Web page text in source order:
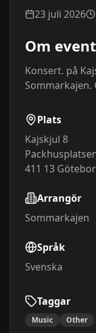
23 juli 2026
Om
Konsert. på
Sommarkajen.
Plats
Kajskjul 8
411 13
Arrangör
Sommarkajen
Språk
Svenska
Taggar
Music Other